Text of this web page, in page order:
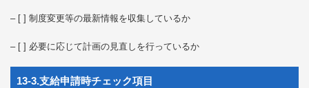
– [ ] 制度変更等の最新情報を収集しているか
– [ ] 必要に応じて計画の見直しを行っているか
13-3.支給申請時チェック項目